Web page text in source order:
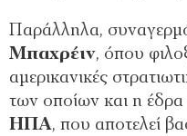
Παράλληλα,
Μπαχρέιν, όπου
αμερικανικές
των οποίων και η έδρα
ΗΠΑ, που αποτελεί